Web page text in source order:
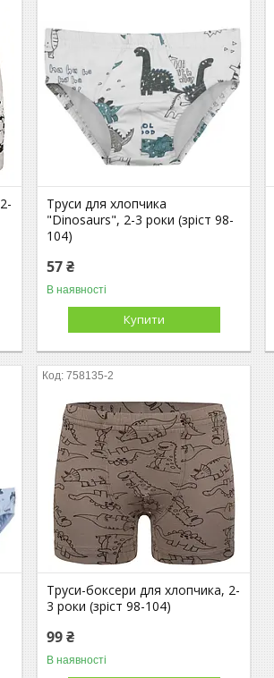
Труси для хлопчика
"Dinosaurs", 2-3 роки (зріст 98-
104)
57 ₴
В наявності
Купити
758135-2
Труси-боксери для хлопчика, 2-
3 роки (зріст 98-104)
99 ₴
В наявності